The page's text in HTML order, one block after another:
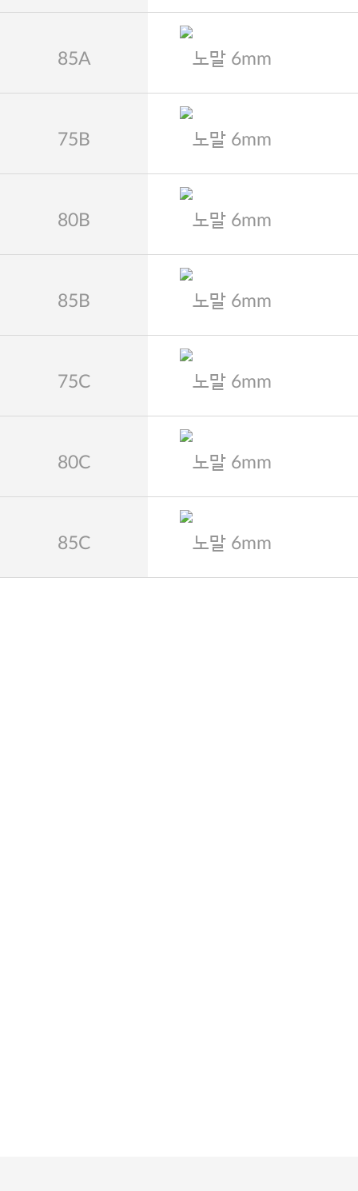
85A 노말 6mm
75B 노말 6mm
80B 노말 6mm
85B 노말 6mm
75C 노말 6mm
80C 노말 6mm
85C 노말 6mm